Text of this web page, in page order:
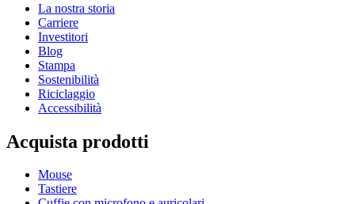
La nostra storia
Carriere
Investitori
Blog
Stampa
Sostenibilità
Riciclaggio
Accessibilità
Acquista prodotti
Mouse
Tastiere